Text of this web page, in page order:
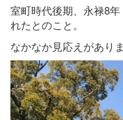
室町時代後期、永禄8
れたとのこと。
なかなか見応えがありま